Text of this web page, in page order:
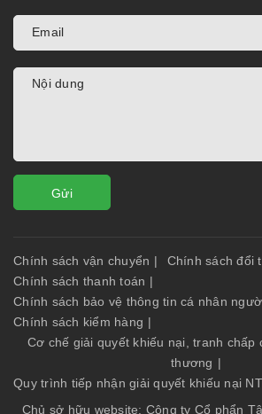
Gửi
Chính sách vận chuyển | Chính sách đổi
Chính sách thanh toán |
Chính sách bảo vệ thông tin cá nhân
Chính sách kiểm hàng |
Cơ chế giải quyết khiếu nại, tranh chấp
thương |
Quy trình tiếp nhận giải quyết khiếu nại
Chủ sở hữu website: Công ty Cổ phẩn